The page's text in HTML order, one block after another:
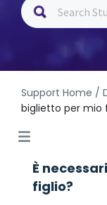
Support Home /
biglietto per mio
È
figlio?